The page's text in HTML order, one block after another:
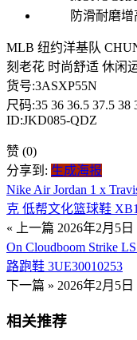
MLB 纽约洋基队
刻老花 时尚舒适 休闲
货号:3ASXP55N
尺码:35 36 36.5 37.5 38
ID:JKD085-QDZ
赞 (0)
分享到: 生成海报
Nike Air Jordan 1 x
克 低帮文化篮球鞋
« 上一篇 2026年2月5日
On Cloudboom Strike
路跑鞋 3UE30010253
下一篇 » 2026年2月5日
相关推荐